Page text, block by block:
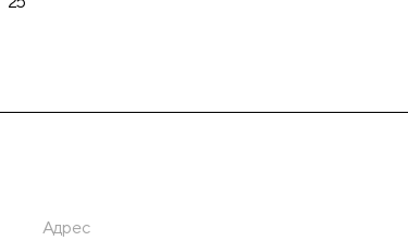
оборудование
Адрес